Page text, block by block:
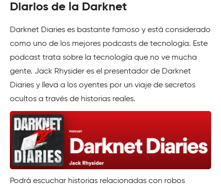
Diarios de la Darknet
Darknet Diaries es bastante famoso y está considerado
como uno de los mejores podcasts de tecnología. Este
podcast trata sobre la tecnología que no ve mucha
gente. Jack Rhysider es el presentador de Darknet
Diaries y lleva a los oyentes por un viaje de secretos
ocultos a través de historias reales.
Podrá escuchar historias relacionadas con robos